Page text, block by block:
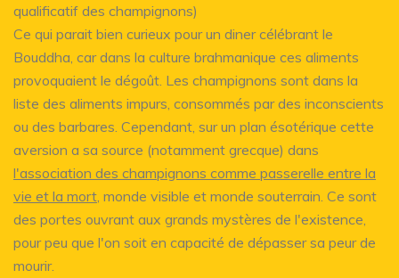
qualificatif des champignons)
Ce qui parait bien curieux pour un diner célébrant le
Bouddha, car dans la culture brahmanique ces aliments
provoquaient le dégoût. Les champignons sont dans la
liste des aliments impurs, consommés par des inconscients
ou des barbares. Cependant, sur un plan ésotérique cette
aversion a sa source (notamment grecque) dans
l'association des champignons comme passerelle entre la
vie et la mort , monde visible et monde souterrain. Ce sont
des portes ouvrant aux grands mystères de l'existence,
pour peu que l'on soit en capacité de dépasser sa peur de
mourir.